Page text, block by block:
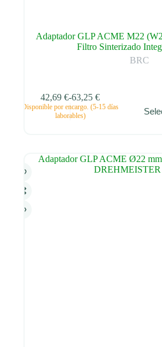
Adaptador GLP ACME M22
Filtro Sinterizado
BRC
42,69€-63,25€
Rango
42,69 €
Disponible por encargo. (5-15 días
laborables)
Este
producto
pueden
elegir